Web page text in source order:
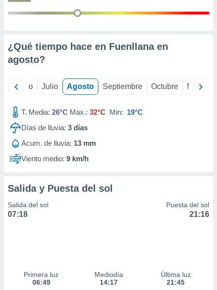
mediante
publicidad
publicidad
1199
¿Qué tiempo hace en Fuenllana en
agosto?
Junio Julio Agosto Septiembre Octubre
T. Media: 26°C Max.: 32°C Min: 19°C
Días de lluvia: 3 días
Acum. de lluvia: 13 mm
Viento medio: 9 km/h
Salida y Puesta del sol
Salida del sol
07:18
Puesta del sol
21:16
Primera luz
06:49
Mediodía
14:17
Última luz
21:45